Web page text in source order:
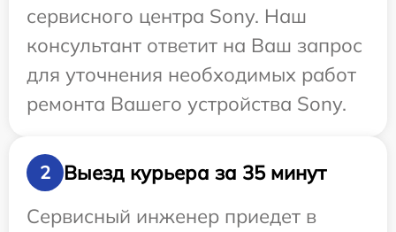
сервисного центра Sony. Наш
консультант ответит на Ваш запрос
для уточнения необходимых работ
ремонта Вашего устройства Sony.
2
Выезд курьера за 35 минут
Сервисный инженер приедет в